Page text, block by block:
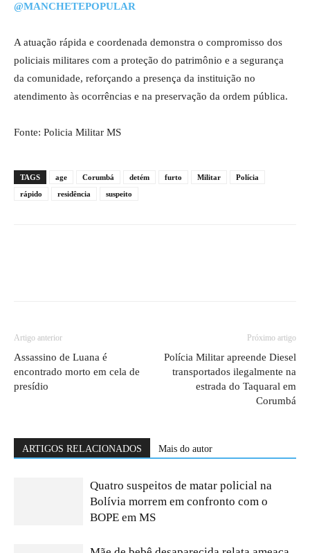
@MANCHETEPOPULAR
A atuação rápida e coordenada demonstra o compromisso dos
policiais militares com a proteção do patrimônio e a segurança
da comunidade, reforçando a presença da instituição no
atendimento às ocorrências e na preservação da ordem pública.
Fonte: Policia Militar MS
TAGS age Corumbá detém furto Militar
Polícia
rápido
residência suspeito
Artigo anterior
Assassino de Luana é
encontrado morto em cela de
presídio
Próximo artigo
Polícia Militar apreende Diesel
transportados ilegalmente na
estrada do Taquaral em
Corumbá
ARTIGOS RELACIONADOS Mais do autor
Quatro suspeitos de matar policial na
Bolívia morrem em confronto com o
BOPE em MS